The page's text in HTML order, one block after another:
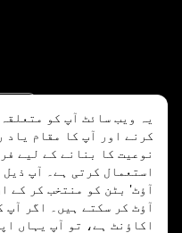
©
2026
.Uber Technologies Inc
یہ ویب سائٹ آپ کو
کرنے اور آپ کا مقام یاد
نوعیت کا بنانے کے لیے
استعمال کرتی ہے۔ آپ
آؤٹ' بٹن کو منتخب کر کے
اکاؤنٹ ہے، تو آپ یہاں